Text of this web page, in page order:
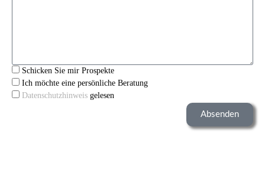
Schicken Sie mir Prospekte
Ich möchte eine persönliche Beratung
Datenschutzhinweis gelesen
Absenden